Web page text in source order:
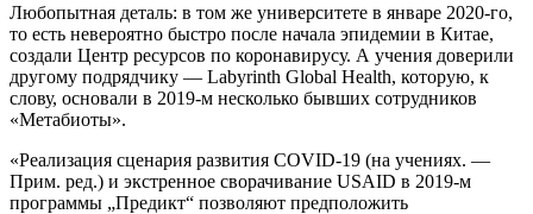
Любопытная деталь: в том же университете в январе 2020-го,
то есть невероятно быстро после начала эпидемии в Китае,
создали Центр ресурсов по коронавирусу. А учения доверили
другому подрядчику — Labyrinth Global Health, которую, к
слову, основали в 2019-м несколько бывших сотрудников
«Метабиоты».
«Реализация сценария развития COVID-19 (на учениях. —
Прим. ред.) и экстренное сворачивание USAID в 2019-м
программы „Предикт“ позволяют предположить